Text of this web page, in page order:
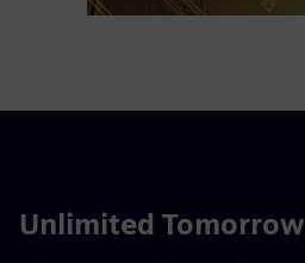
Unlimited Tomorrow